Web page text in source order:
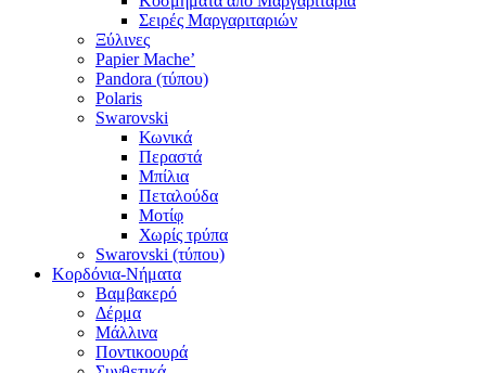
Σειρές Μαργαριταριών
Ξύλινες
Papier Mache’
Pandora (τύπου)
Polaris
Swarovski
Κωνικά
Περαστά
Μπίλια
Πεταλούδα
Μοτίφ
Χωρίς τρύπα
Swarovski (τύπου)
Κορδόνια-Νήματα
Βαμβακερό
Δέρμα
Μάλλινα
Ποντικοουρά